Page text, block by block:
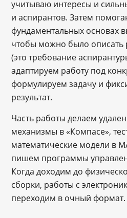
учитываю интересы и
и аспирантов. Затем
фундаментальных основах
чтобы можно было описать
(это требование
адаптируем работу под
формулируем задачу и
результат.
Часть работы делаем
механизмы в «Компасе»,
математические модели в
пишем программы
Когда доходим до
сборки, работы с
переходим в очный формат.